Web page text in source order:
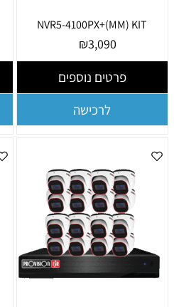
NVR5-4100PX+(MM) KIT
₪3,090
פרטים נוספים
לרכישה